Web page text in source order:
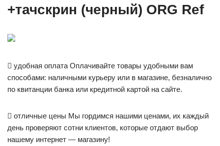
+тачскрин (черный) ORG Ref
 удобная оплата Оплачивайте товары удобными вам
способами: наличными курьеру или в магазине, безналично
по квитанции банка или кредитной картой на сайте.
 отличные цены Мы гордимся нашими ценами, их каждый
день проверяют сотни клиентов, которые отдают выбор
нашему интернет — магазину!